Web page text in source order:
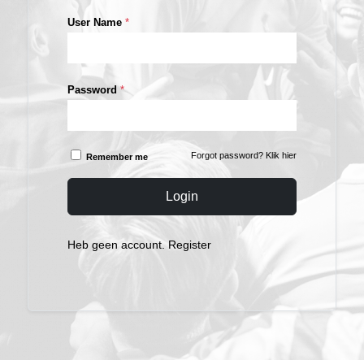
User Name *
Password *
Remember me Forgot password? Klik hier
Login
Heb geen account. Register